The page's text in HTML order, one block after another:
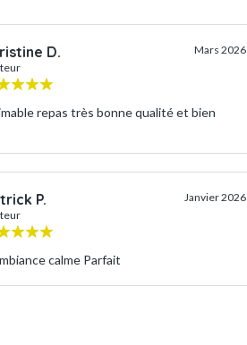
D. Mars 2026
repas très bonne qualité et bien
P. Janvier 2026
Très bon repas ambiance calme Parfait